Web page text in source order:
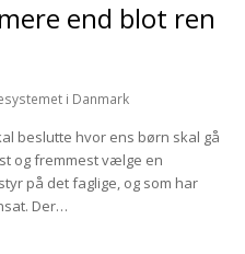
end blot ren
i Danmark
beslutte hvor ens børn skal gå
og fremmest vælge en
på det faglige, og som har
Der…